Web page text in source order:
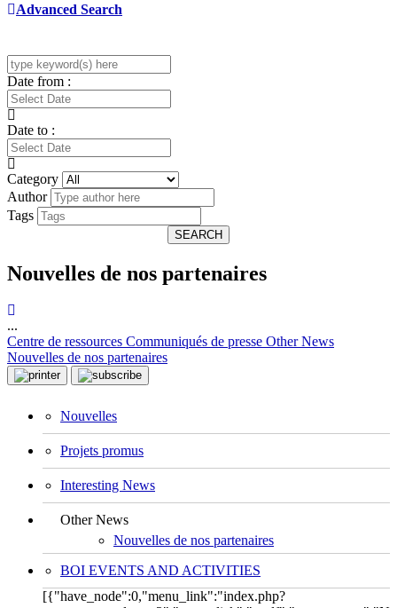
Advanced Search
Date from :
Date to :
Category
Author
Tags
SEARCH
Nouvelles de nos partenaires
...
Centre de ressources Communiqués de presse Other News
Nouvelles de nos partenaires
Nouvelles
Projets promus
Interesting News
Other News
Nouvelles de nos partenaires
BOI EVENTS AND ACTIVITIES
[{"have_node":0,"menu_link":"index.php?